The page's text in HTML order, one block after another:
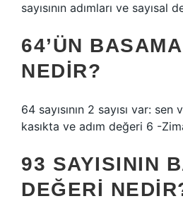
sayısının adımları ve sayısal
64’ÜN
NEDIR?
64 sayısının 2 sayısı var: sen
kasıkta ve adım değeri 6 -
93 SAYISININ
DEĞERI